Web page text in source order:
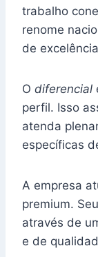
trabalho
renome
de
O diferencial
perfil. Isso
atenda
específicas
A empresa
premium.
através de
e de